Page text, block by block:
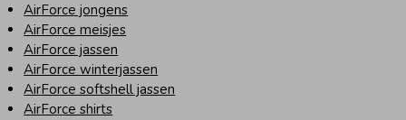
AirForce jongens
AirForce meisjes
AirForce jassen
AirForce winterjassen
AirForce softshell jassen
AirForce shirts